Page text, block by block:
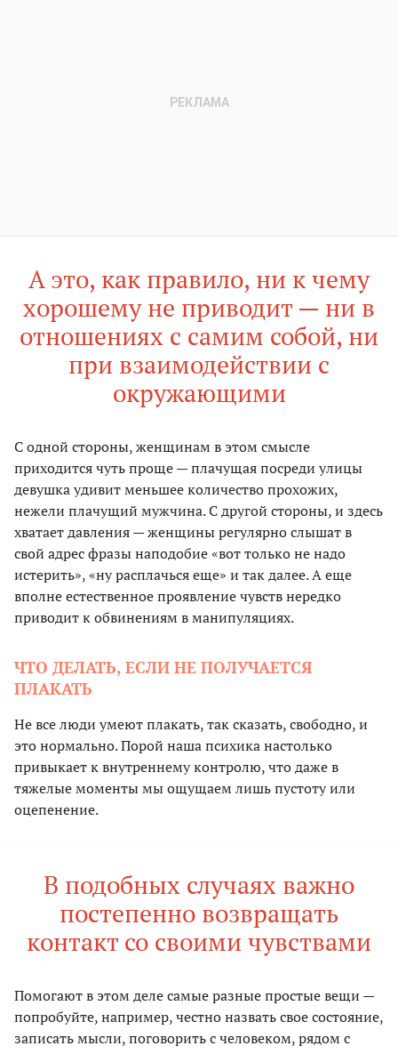
А это, как правило, ни к чему
хорошему не приводит — ни в
отношениях с самим собой, ни
при взаимодействии с
окружающими
С одной стороны, женщинам в этом смысле
приходится чуть проще — плачущая посреди улицы
девушка удивит меньшее количество прохожих,
нежели плачущий мужчина. С другой стороны, и здесь
хватает давления — женщины регулярно слышат в
свой адрес фразы наподобие «вот только не надо
истерить», «ну расплачься еще» и так далее. А еще
вполне естественное проявление чувств нередко
приводит к обвинениям в манипуляциях.
ЧТО ДЕЛАТЬ, ЕСЛИ НЕ ПОЛУЧАЕТСЯ
ПЛАКАТЬ
Не все люди умеют плакать, так сказать, свободно, и
это нормально. Порой наша психика настолько
привыкает к внутреннему контролю, что даже в
тяжелые моменты мы ощущаем лишь пустоту или
оцепенение.
В подобных случаях важно
постепенно возвращать
контакт со своими чувствами
Помогают в этом деле самые разные простые вещи —
попробуйте, например, честно назвать свое состояние,
записать мысли, поговорить с человеком, рядом с